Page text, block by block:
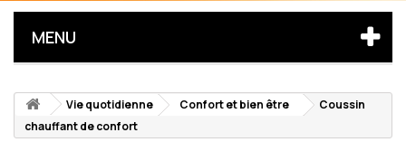
MENU
Vie quotidienne Confort et bien être
Coussin
chauffant de confort